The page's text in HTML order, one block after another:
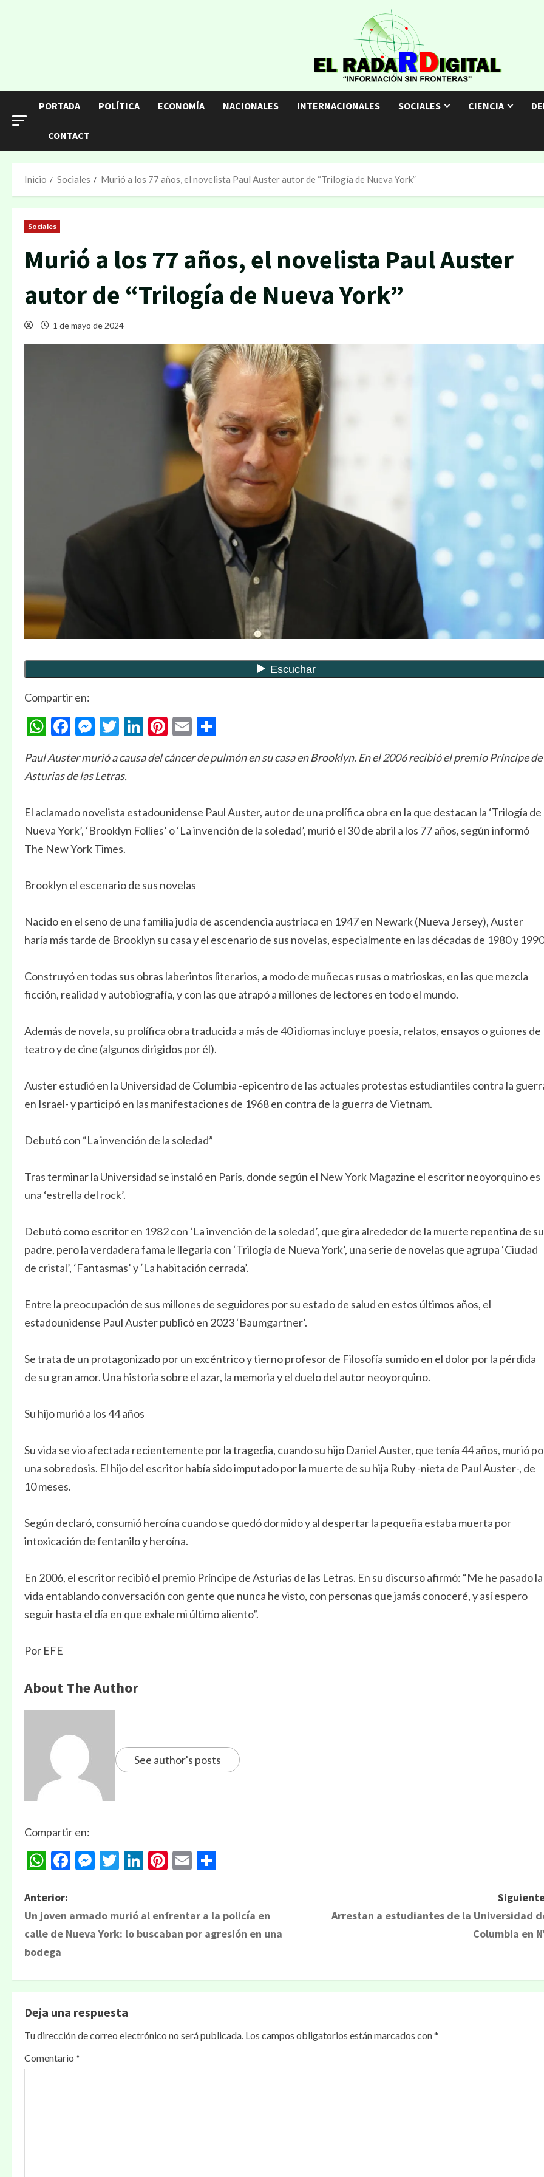
PORTADA POLÍTICA ECONOMÍA NACIONALES INTERNACIONALES SOCIALES CIENCIA
CONTACT
Inicio Sociales Murió a los 77 años, el novelista Paul Auster autor de “Trilogía de Nueva York”
Sociales
Murió a los 77 años, el novelista Paul Auster
autor de “Trilogía de Nueva York”
1 de mayo de 2024
Compartir en:
WhatsApp
Facebook
Messenger
Twitter
LinkedIn
Pinterest
Email
Paul Auster murió a causa del cáncer de pulmón en su casa en Brooklyn. En el 2006 recibió el premio Príncipe de
Asturias de las Letras.
El aclamado novelista estadounidense Paul Auster, autor de una prolífica obra en la que destacan la ‘Trilogía de
Nueva York’, ‘Brooklyn Follies’ o ‘La invención de la soledad’, murió el 30 de abril a los 77 años, según informó
The New York Times.
Brooklyn el escenario de sus novelas
Nacido en el seno de una familia judía de ascendencia austríaca en 1947 en Newark (Nueva Jersey), Auster
haría más tarde de Brooklyn su casa y el escenario de sus novelas, especialmente en las décadas de 1980 y
Construyó en todas sus obras laberintos literarios, a modo de muñecas rusas o matrioskas, en las que mezcla
ficción, realidad y autobiografía, y con las que atrapó a millones de lectores en todo el mundo.
Además de novela, su prolífica obra traducida a más de 40 idiomas incluye poesía, relatos, ensayos o guiones de
teatro y de cine (algunos dirigidos por él).
Auster estudió en la Universidad de Columbia -epicentro de las actuales protestas estudiantiles contra la
en Israel- y participó en las manifestaciones de 1968 en contra de la guerra de Vietnam.
Debutó con “La invención de la soledad”
Tras terminar la Universidad se instaló en París, donde según el New York Magazine el escritor neoyorquino es
una ‘estrella del rock’.
Debutó como escritor en 1982 con ‘La invención de la soledad’, que gira alrededor de la muerte repentina de su
padre, pero la verdadera fama le llegaría con ‘Trilogía de Nueva York’, una serie de novelas que agrupa ‘Ciudad
de cristal’, ‘Fantasmas’ y ‘La habitación cerrada’.
Entre la preocupación de sus millones de seguidores por su estado de salud en estos últimos años, el
estadounidense Paul Auster publicó en 2023 ‘Baumgartner’.
Se trata de un protagonizado por un excéntrico y tierno profesor de Filosofía sumido en el dolor por la pérdida
de su gran amor. Una historia sobre el azar, la memoria y el duelo del autor neoyorquino.
Su hijo murió a los 44 años
Su vida se vio afectada recientemente por la tragedia, cuando su hijo Daniel Auster, que tenía 44 años, murió
una sobredosis. El hijo del escritor había sido imputado por la muerte de su hija Ruby -nieta de Paul Auster-, de
10 meses.
Según declaró, consumió heroína cuando se quedó dormido y al despertar la pequeña estaba muerta por
intoxicación de fentanilo y heroína.
En 2006, el escritor recibió el premio Príncipe de Asturias de las Letras. En su discurso afirmó: “Me he pasado la
vida entablando conversación con gente que nunca he visto, con personas que jamás conoceré, y así espero
seguir hasta el día en que exhale mi último aliento”.
Por EFE
About The Author
See author's posts
Compartir en:
WhatsApp
Facebook
Messenger
Twitter
LinkedIn
Pinterest
Email
Anterior:
Un joven armado murió al enfrentar a la policía en
calle de Nueva York: lo buscaban por agresión en una
bodega
Arrestan a estudiantes de la Universidad
Columbia en
Deja una respuesta
Tu dirección de correo electrónico no será publicada. Los campos obligatorios están marcados con*
Comentario *